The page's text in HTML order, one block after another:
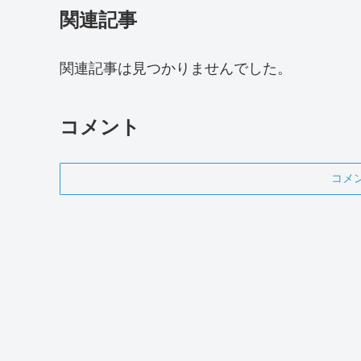
関連記事
関連記事は見つかりませんでした。
コメント
コメ